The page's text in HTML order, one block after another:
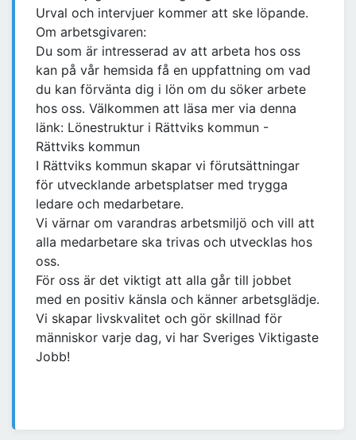
Urval och intervjuer kommer att ske löpande.
Om arbetsgivaren:
Du som är intresserad av att arbeta hos oss
kan på vår hemsida få en uppfattning om vad
du kan förvänta dig i lön om du söker arbete
hos oss. Välkommen att läsa mer via denna
länk: Lönestruktur i Rättviks kommun -
Rättviks kommun
I Rättviks kommun skapar vi förutsättningar
för utvecklande arbetsplatser med trygga
ledare och medarbetare.
Vi värnar om varandras arbetsmiljö och vill att
alla medarbetare ska trivas och utvecklas hos
oss.
För oss är det viktigt att alla går till jobbet
med en positiv känsla och känner arbetsglädje.
Vi skapar livskvalitet och gör skillnad för
människor varje dag, vi har Sveriges Viktigaste
Jobb!